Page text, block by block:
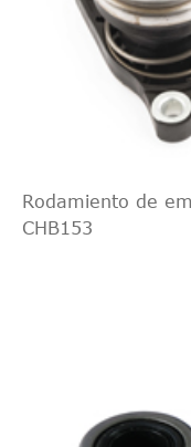
Rodamiento de
CHB153